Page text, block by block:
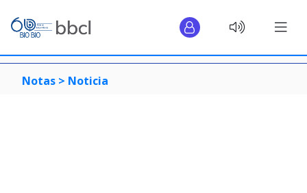
Notas > Noticia